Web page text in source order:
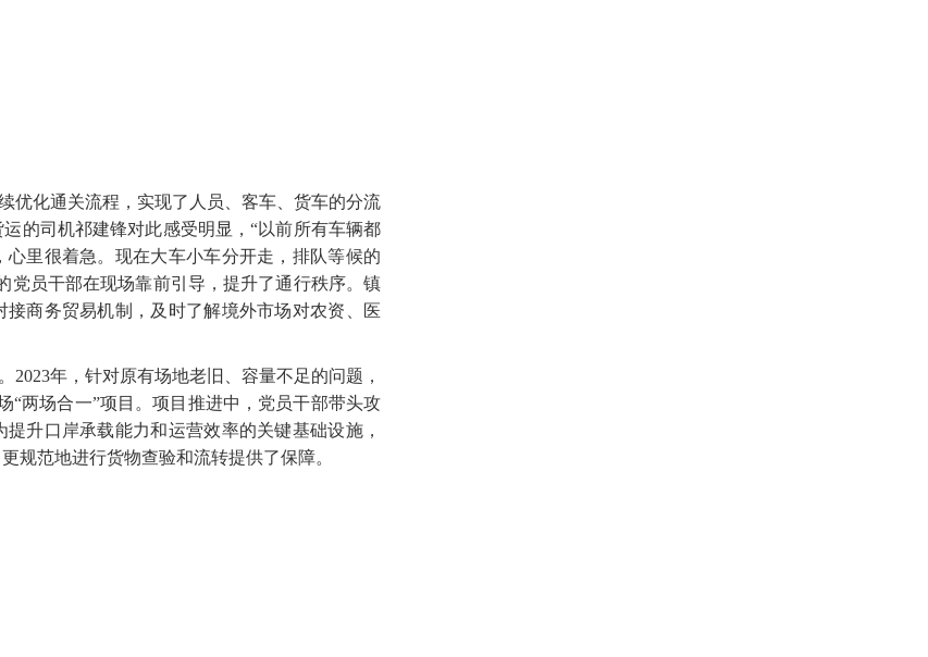
优化通关流程，实现了人员、客车、货车的分流
的司机祁建锋对此感受明显，“以前所有车辆都
里很着急。现在大车小车分开走，排队等候的
党员干部在现场靠前引导，提升了通行秩序。镇
商务贸易机制，及时了解境外市场对农资、医
年，针对原有场地老旧、容量不足的问题，
“两场合一”项目。项目推进中，党员干部带头攻
升口岸承载能力和运营效率的关键基础设施，
规范地进行货物查验和流转提供了保障。